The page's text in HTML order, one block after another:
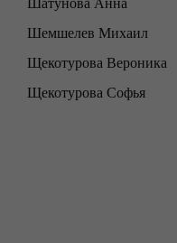
Шатунова Анна
Шемшелев Михаил
Щекотурова Вероника
Щекотурова Софья